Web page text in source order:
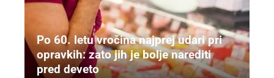
Po 60. letu vročina najprej udari pri
opravkih: zato jih je bolje narediti
pred deveto